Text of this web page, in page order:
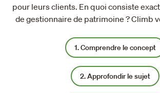
pour leurs clients. En quoi consiste
de gestionnaire de patrimoine ? Climb
1. Comprendre le concept
2. Approfondir le sujet